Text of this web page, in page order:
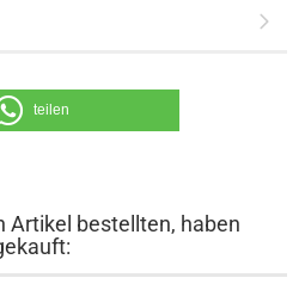
teilen
Artikel bestellten, haben